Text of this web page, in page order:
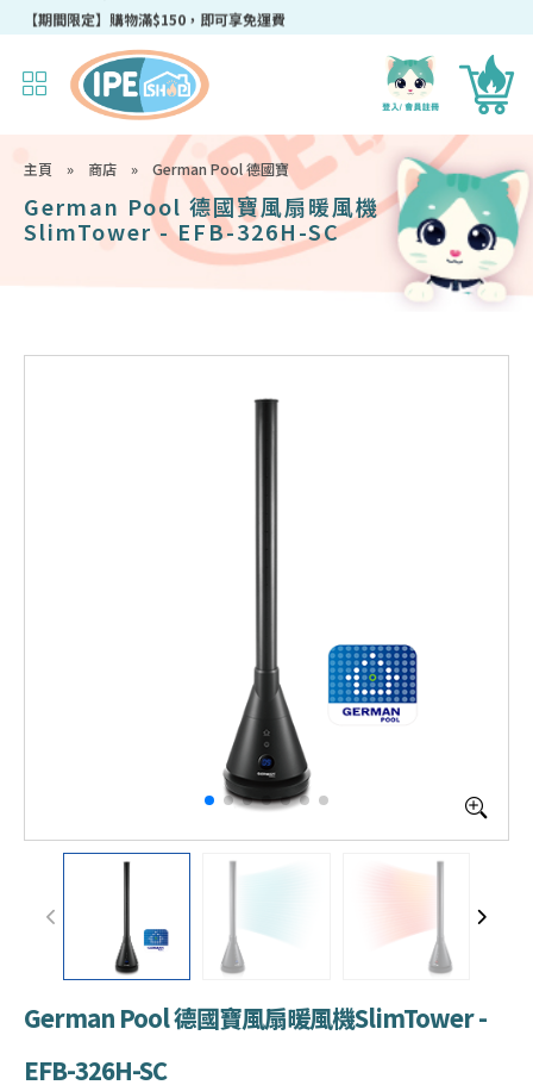
成為IPEshop會員，新會員即可獲得迎新$50購物優惠碼！
主頁 » 商店 » German Pool 德國寶
German Pool 德國寶風扇暖風機
SlimTower - EFB-326H-SC
German Pool 德國寶風扇暖風機SlimTower -
EFB-326H-SC